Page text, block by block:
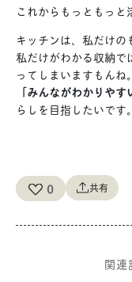
これからもっともっと
キッチンは、私だけの
私だけがわかる収納で
ってしまいますもんね。
「みんながわかりやす
らしを目指したいです。
0 共有
関連